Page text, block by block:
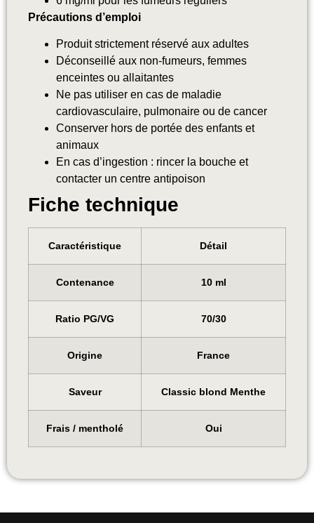
Précautions d’emploi
Produit strictement réservé aux adultes
Déconseillé aux non-fumeurs, femmes
enceintes ou allaitantes
Ne pas utiliser en cas de maladie
cardiovasculaire, pulmonaire ou de cancer
Conserver hors de portée des enfants et
animaux
En cas d’ingestion : rincer la bouche et
contacter un centre antipoison
Fiche technique
Caractéristique Détail
Contenance 10 ml
Ratio PG/VG 70/30
Origine France
Saveur Classic blond Menthe
Frais / mentholé Oui